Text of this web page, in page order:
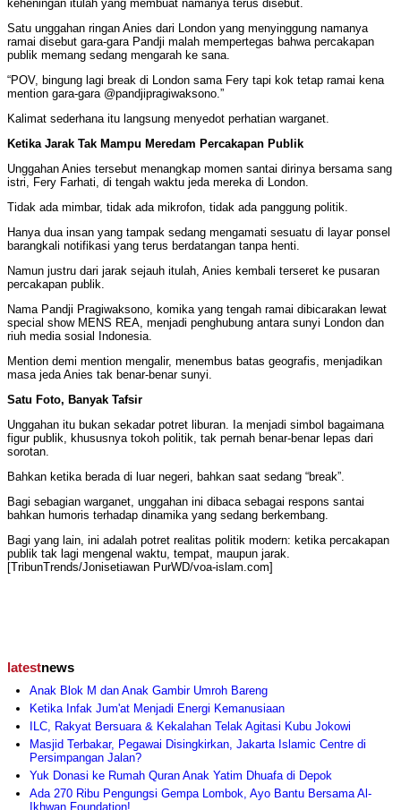
keheningan itulah yang membuat namanya terus disebut.
Satu unggahan ringan Anies dari London yang menyinggung namanya
ramai disebut gara-gara Pandji malah mempertegas bahwa percakapan
publik memang sedang mengarah ke sana.
“POV, bingung lagi break di London sama Fery tapi kok tetap ramai kena
mention gara-gara @pandjipragiwaksono.”
Kalimat sederhana itu langsung menyedot perhatian warganet.
Ketika Jarak Tak Mampu Meredam Percakapan Publik
Unggahan Anies tersebut menangkap momen santai dirinya bersama sang
istri, Fery Farhati, di tengah waktu jeda mereka di London.
Tidak ada mimbar, tidak ada mikrofon, tidak ada panggung politik.
Hanya dua insan yang tampak sedang mengamati sesuatu di layar ponsel
barangkali notifikasi yang terus berdatangan tanpa henti.
Namun justru dari jarak sejauh itulah, Anies kembali terseret ke pusaran
percakapan publik.
Nama Pandji Pragiwaksono, komika yang tengah ramai dibicarakan lewat
special show MENS REA, menjadi penghubung antara sunyi London dan
riuh media sosial Indonesia.
Mention demi mention mengalir, menembus batas geografis, menjadikan
masa jeda Anies tak benar-benar sunyi.
Satu Foto, Banyak Tafsir
Unggahan itu bukan sekadar potret liburan. Ia menjadi simbol bagaimana
figur publik, khususnya tokoh politik, tak pernah benar-benar lepas dari
sorotan.
Bahkan ketika berada di luar negeri, bahkan saat sedang “break”.
Bagi sebagian warganet, unggahan ini dibaca sebagai respons santai
bahkan humoris terhadap dinamika yang sedang berkembang.
Bagi yang lain, ini adalah potret realitas politik modern: ketika percakapan
publik tak lagi mengenal waktu, tempat, maupun jarak.
[TribunTrends/Jonisetiawan PurWD/voa-islam.com]
latestnews
Anak Blok M dan Anak Gambir Umroh Bareng
Ketika Infak Jum'at Menjadi Energi Kemanusiaan
ILC, Rakyat Bersuara & Kekalahan Telak Agitasi Kubu Jokowi
Masjid Terbakar, Pegawai Disingkirkan, Jakarta Islamic Centre di
Persimpangan Jalan?
Yuk Donasi ke Rumah Quran Anak Yatim Dhuafa di Depok
Ada 270 Ribu Pengungsi Gempa Lombok, Ayo Bantu Bersama Al-
Ikhwan Foundation!